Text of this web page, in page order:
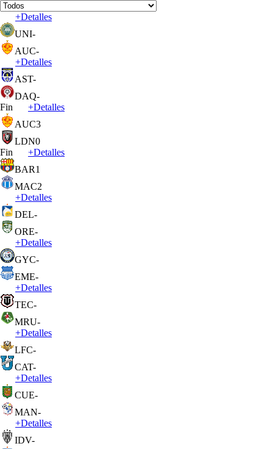
+Detalles
UNI-
AUC-
+Detalles
AST-
DAQ-
Fin
+Detalles
AUC3
LDN0
Fin
+Detalles
BAR1
MAC2
+Detalles
DEL-
ORE-
+Detalles
GYC-
EME-
+Detalles
TEC-
MRU-
+Detalles
LFC-
CAT-
+Detalles
CUE-
MAN-
+Detalles
IDV-